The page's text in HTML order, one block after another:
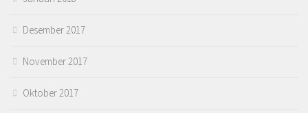
Desember 2017
November 2017
Oktober 2017